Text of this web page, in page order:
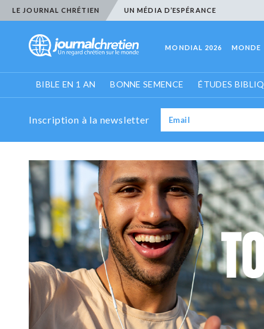
LE JOURNAL CHRÉTIEN UN MÉDIA D’ESPÉRANCE
MONDIAL 2026 MONDE
BIBLE EN 1 AN BONNE SEMENCE ÉTUDES
Inscription à la newsletter